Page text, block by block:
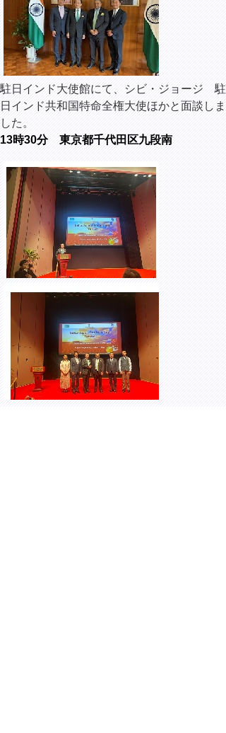
駐日インド大使館にて、シビ・ジョージ 駐
日インド共和国特命全権大使ほかと面談しま
した。
13時30分 東京都千代田区九段南